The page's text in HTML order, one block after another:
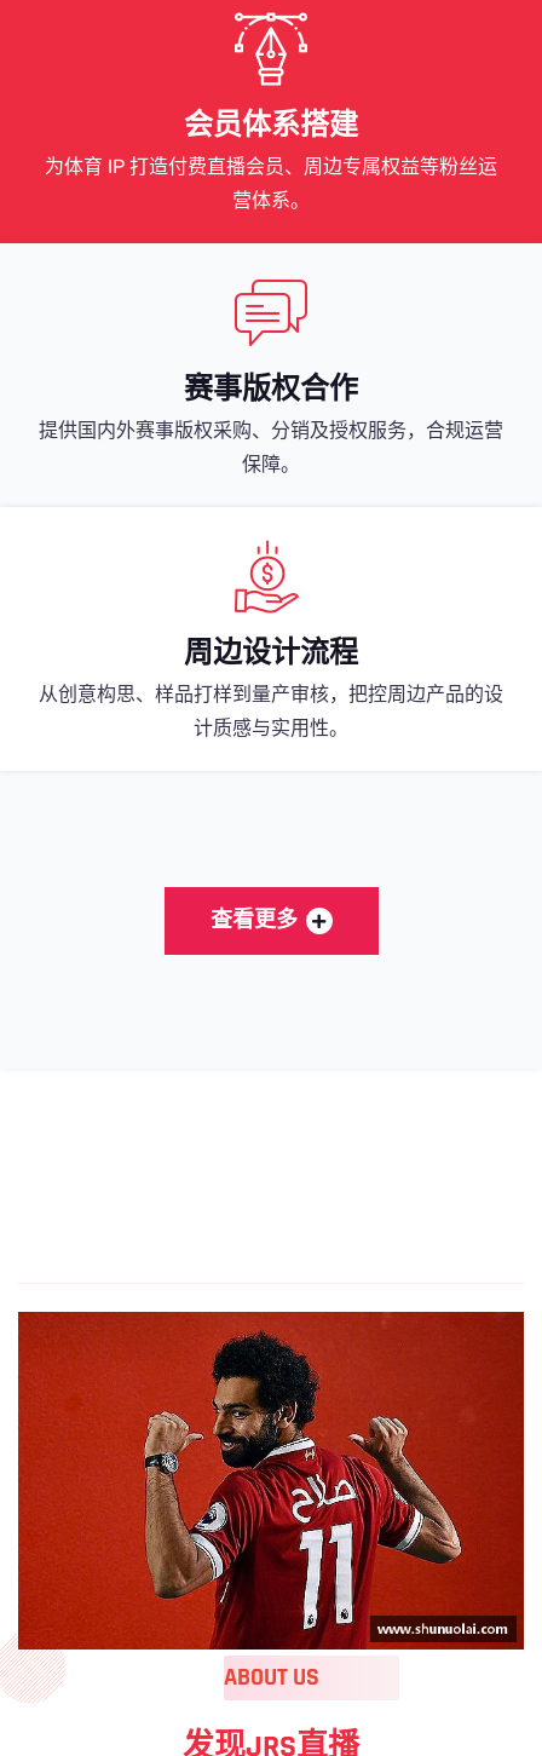
会员体系搭建
为体育 IP 打造付费直播会员、周边专属权益等粉丝运
营体系。
赛事版权合作
提供国内外赛事版权采购、分销及授权服务，合规运营
保障。
周边设计流程
从创意构思、样品打样到量产审核，把控周边产品的设
计质感与实用性。
查看更多
ABOUT US
发现JRS直播